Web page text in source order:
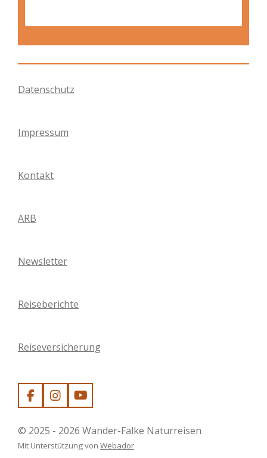
Datenschutz
Impressum
Kontakt
ARB
Newsletter
Reiseberichte
Reiseversicherung
F
a
e
b
I
n
t
a
Y
o
T
u
© 2025 - 2026 Wander-Falke Naturreisen
Mit Unterstützung von Webador